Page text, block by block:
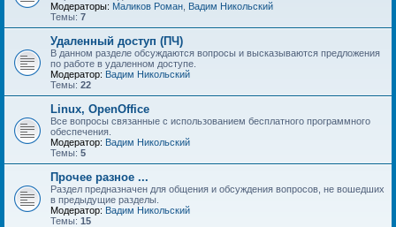
Модераторы: Маликов Роман Вадим Никольский
Темы: 7
Удаленный доступ (ПЧ)
В данном разделе обсуждаются вопросы и высказываются предложения
по работе в удаленном доступе.
Модератор: Вадим Никольский
Темы: 22
Linux, OpenOffice
Все вопросы связанные с использованием бесплатного программного
обеспечения.
Модератор: Вадим Никольский
Темы: 5
Прочее разное ...
Раздел предназначен для общения и обсуждения вопросов, не вошедших
в предыдущие разделы.
Модератор: Вадим Никольский
Темы: 15